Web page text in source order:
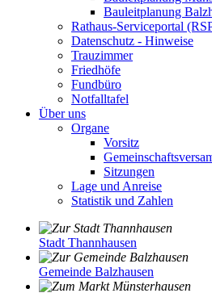
Bauleitplanung
Rathaus-Serviceportal
Datenschutz - Hinweise
Trauzimmer
Friedhöfe
Fundbüro
Notfalltafel
Über uns
Organe
Vorsitz
Sitzungen
Lage und Anreise
Statistik und Zahlen
Stadt Thannhausen
Gemeinde Balzhausen